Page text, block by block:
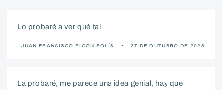
Lo probaré a ver qué tal
JUAN FRANCISCO PICÓN SOLÍS 27 DE OUTUBRO DE 2023
La probaré, me parece una idea genial, hay que